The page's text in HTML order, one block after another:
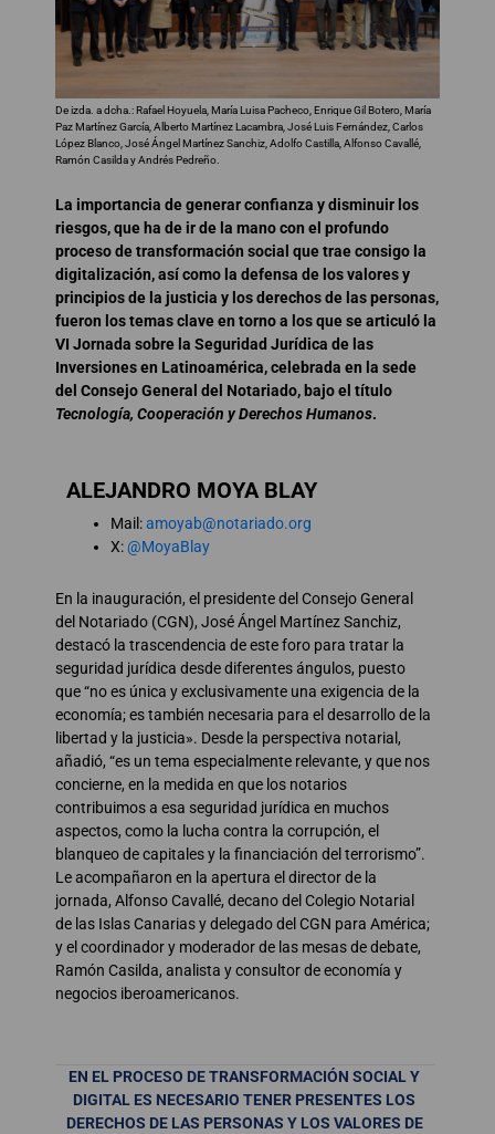
De izda. a dcha.: Rafael Hoyuela, María Luisa Pacheco, Enrique Gil Botero, María
Paz Martínez García, Alberto Martínez Lacambra, José Luis Fernández, Carlos
López Blanco, José Ángel Martínez Sanchiz, Adolfo Castilla, Alfonso Cavallé,
Ramón Casilda y Andrés Pedreño.
La importancia de generar confianza y disminuir los
riesgos, que ha de ir de la mano con el profundo
proceso de transformación social que trae consigo la
digitalización, así como la defensa de los valores y
principios de la justicia y los derechos de las personas,
fueron los temas clave en torno a los que se articuló la
VI Jornada sobre la Seguridad Jurídica de las
Inversiones en Latinoamérica, celebrada en la sede
del Consejo General del Notariado, bajo el título
Tecnología, Cooperación y Derechos Humanos.
ALEJANDRO MOYA BLAY
Mail:amoyab@notariado.org
X:@MoyaBlay
En la inauguración, el presidente del Consejo General
del Notariado (CGN), José Ángel Martínez Sanchiz,
destacó la trascendencia de este foro para tratar la
seguridad jurídica desde diferentes ángulos, puesto
que “no es única y exclusivamente una exigencia de la
economía; es también necesaria para el desarrollo de la
libertad y la justicia». Desde la perspectiva notarial,
añadió, “es un tema especialmente relevante, y que nos
concierne, en la medida en que los notarios
contribuimos a esa seguridad jurídica en muchos
aspectos, como la lucha contra la corrupción, el
blanqueo de capitales y la financiación del terrorismo”.
Le acompañaron en la apertura el director de la
jornada, Alfonso Cavallé, decano del Colegio Notarial
de las Islas Canarias y delegado del CGN para América;
y el coordinador y moderador de las mesas de debate,
Ramón Casilda, analista y consultor de economía y
negocios iberoamericanos.
EN EL PROCESO DE TRANSFORMACIÓN SOCIAL Y
DIGITAL ES NECESARIO TENER PRESENTES LOS
DERECHOS DE LAS PERSONAS Y LOS VALORES DE